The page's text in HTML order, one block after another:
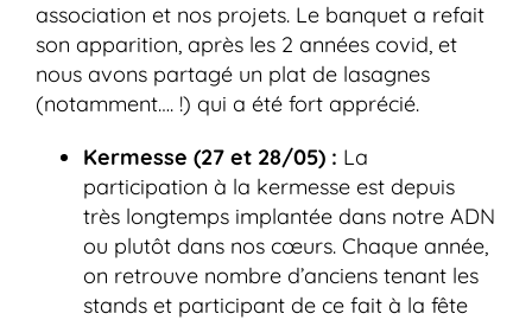
association et nos projets. Le banquet a refait
son apparition, après les 2 années covid, et
nous avons partagé un plat de lasagnes
(notamment…. !) qui a été fort apprécié.
Kermesse (27 et 28/05) : La
participation à la kermesse est depuis
très longtemps implantée dans notre ADN
ou plutôt dans nos cœurs. Chaque année,
on retrouve nombre d’anciens tenant les
stands et participant de ce fait à la fête